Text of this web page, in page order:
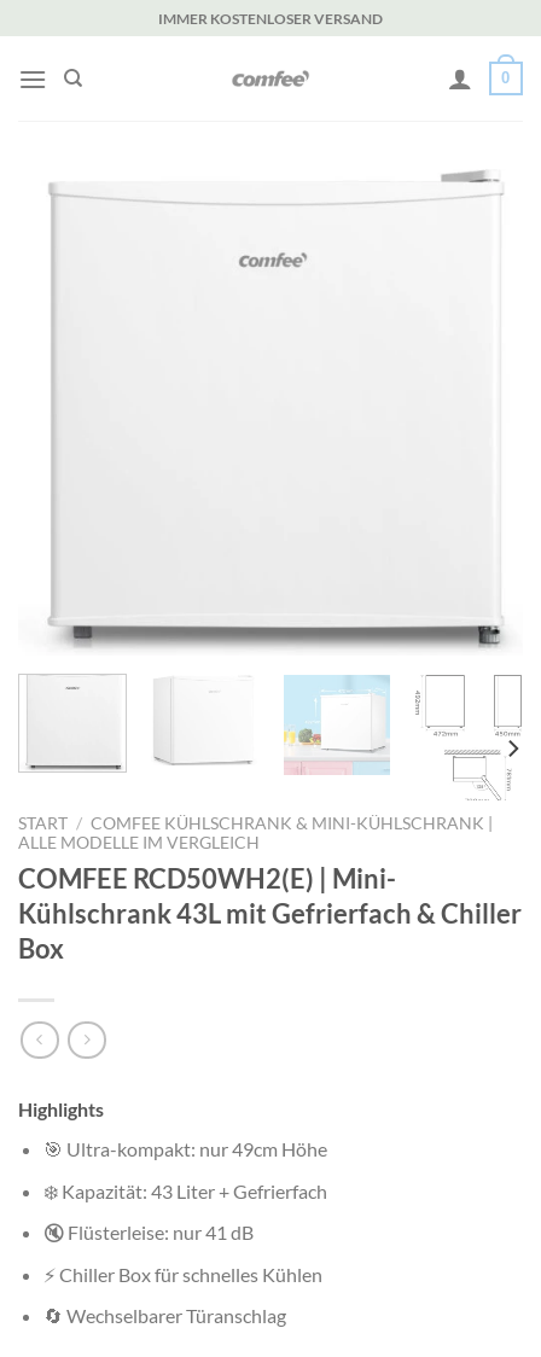
Inhalt
springen
IMMER KOSTENLOSER VERSAND
0
START / COMFEE KÜHLSCHRANK & MINI-KÜHLSCHRANK |
ALLE MODELLE IM VERGLEICH
COMFEE RCD50WH2(E) | Mini-
Kühlschrank 43L mit Gefrierfach & Chiller
Box
Highlights
🎯 Ultra-kompakt: nur 49cm Höhe
❄️ Kapazität: 43 Liter + Gefrierfach
🔇 Flüsterleise: nur 41 dB
⚡ Chiller Box für schnelles Kühlen
🔄 Wechselbarer Türanschlag